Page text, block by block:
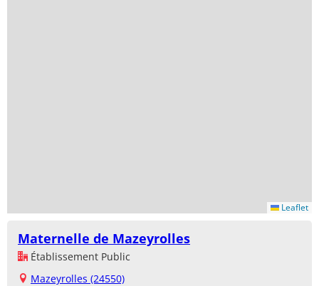
Leaflet
Maternelle de Mazeyrolles
Établissement Public
Mazeyrolles (24550)